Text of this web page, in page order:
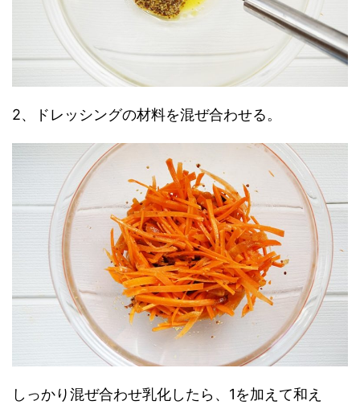
2、ドレッシングの材料を混ぜ合わせる。
しっかり混ぜ合わせ乳化したら、1を加えて和え